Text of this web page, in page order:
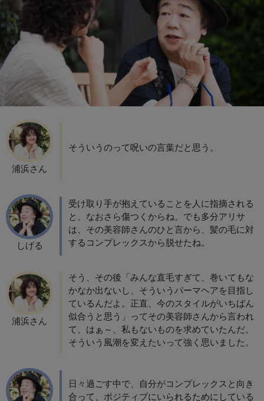
浦浜さん
そういうのって呪いの言葉だと思う。
しげる
受け取り手が抱えていることを人に指摘される
と、なおさら傷つくからね。でも多分アリサ
は、その美容師さんのひと言から、髪の毛に対
するコンプレックスから脱せたね。
浦浜さん
そう、その後「みんな直毛すぎて、巻いてもな
かなか出ないし、そういうパーマヘアを目指し
ているんだよ。正直、今のスタイルがいちばん
似合うと思う」ってその美容師さんから言われ
て、はぁ～、私もないものを求めていたんだ。
そういう風潮を変えたいって強く思いました。
日々過ごす中で、自分がコンプレックスと向き
合って、ポジティブにいられるためにしている